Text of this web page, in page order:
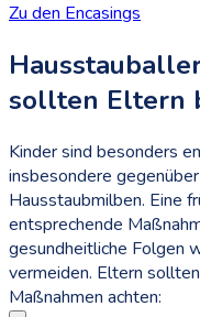
Zu den Encasings
sollten Eltern
Kinder sind besonders
insbesondere
Hausstaubmilben. Eine
entsprechende
gesundheitliche Folgen
vermeiden. Eltern
Maßnahmen achten: